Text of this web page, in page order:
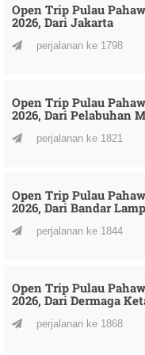
Open Trip Pulau
2026, Dari Jakarta
perjalanan ke 1798
Open Trip Pulau
2026, Dari Pelabuhan
perjalanan ke 1821
Open Trip Pulau
2026, Dari Bandar
perjalanan ke 1844
Open Trip Pulau
2026, Dari Dermaga
perjalanan ke 1868